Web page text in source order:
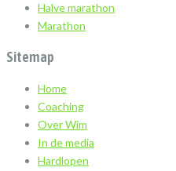
Halve marathon
Marathon
Sitemap
Home
Coaching
Over Wim
In de media
Hardlopen